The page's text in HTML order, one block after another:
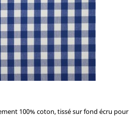
100% coton, tissé sur fond écru pour